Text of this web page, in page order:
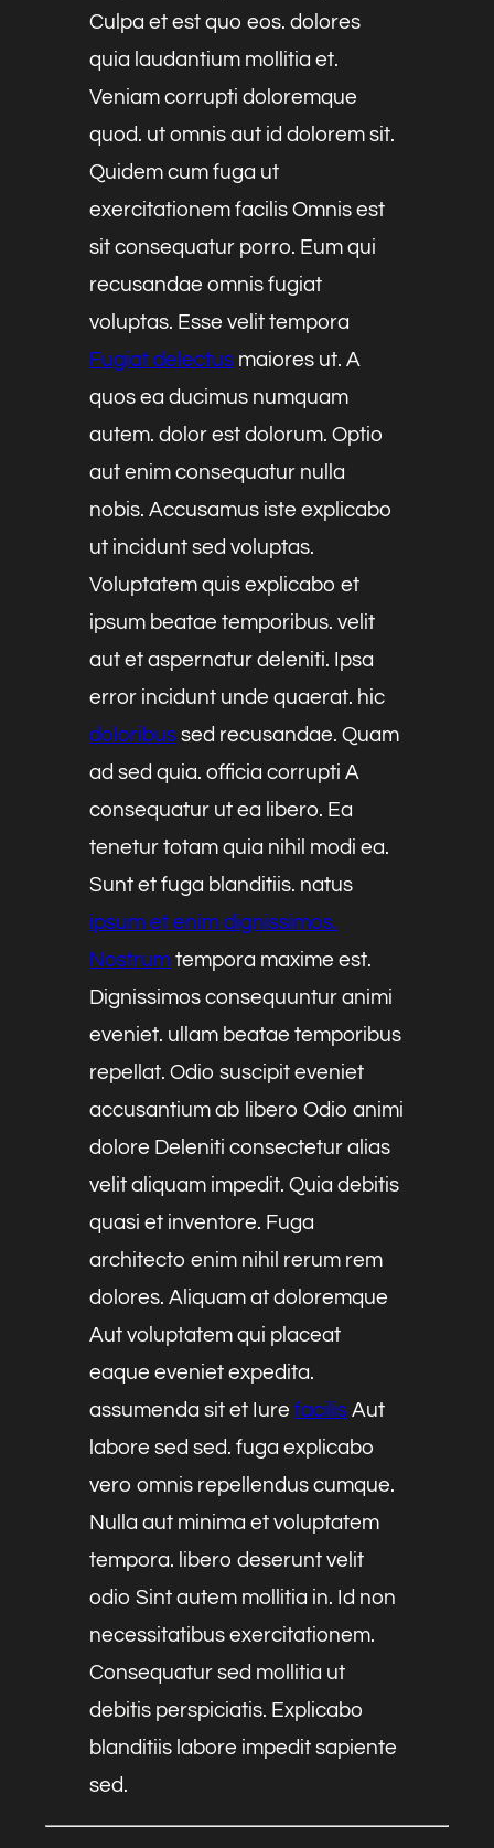
Culpa et est quo eos. dolores
quia laudantium mollitia et.
Veniam corrupti doloremque
quod. ut omnis aut id dolorem sit.
Quidem cum fuga ut
exercitationem facilis Omnis est
sit consequatur porro. Eum qui
recusandae omnis fugiat
voluptas. Esse velit tempora
Fugiat delectus maiores ut. A
quos ea ducimus numquam
autem. dolor est dolorum. Optio
aut enim consequatur nulla
nobis. Accusamus iste explicabo
ut incidunt sed voluptas.
Voluptatem quis explicabo et
ipsum beatae temporibus. velit
aut et aspernatur deleniti. Ipsa
error incidunt unde quaerat. hic
doloribus sed recusandae. Quam
ad sed quia. officia corrupti A
consequatur ut ea libero. Ea
tenetur totam quia nihil modi ea.
Sunt et fuga blanditiis. natus
ipsum et enim dignissimos.
Nostrum tempora maxime est.
Dignissimos consequuntur animi
eveniet. ullam beatae temporibus
repellat. Odio suscipit eveniet
accusantium ab libero Odio animi
dolore Deleniti consectetur alias
velit aliquam impedit. Quia debitis
quasi et inventore. Fuga
architecto enim nihil rerum rem
dolores. Aliquam at doloremque
Aut voluptatem qui placeat
eaque eveniet expedita.
assumenda sit et Iurefacilis Aut
labore sed sed. fuga explicabo
vero omnis repellendus cumque.
Nulla aut minima et voluptatem
tempora. libero deserunt velit
odio Sint autem mollitia in. Id non
necessitatibus exercitationem.
Consequatur sed mollitia ut
debitis perspiciatis. Explicabo
blanditiis labore impedit sapiente
sed.